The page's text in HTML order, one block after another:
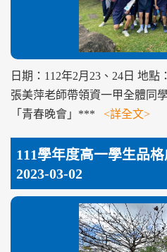
日期：112年2月23、24日 地
張美萍老師帶領資一甲全體同
「青春晚會」*** <詳全文>
111學年度高一學生品
2023-03-02